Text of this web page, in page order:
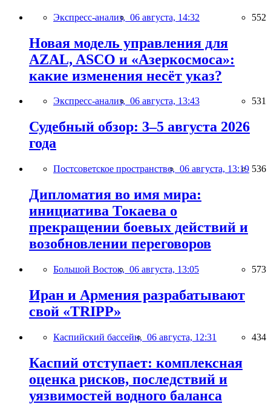
Экспресс-анализ, 06 августа, 14:32 552
Новая модель управления для
AZAL, ASCO и «Азеркосмоса»:
какие изменения несёт указ?
Экспресс-анализ, 06 августа, 13:43 531
Судебный обзор: 3–5 августа 2026
года
Постсоветское пространство, 06 августа, 13:19 536
Дипломатия во имя мира:
инициатива Токаева о
прекращении боевых действий и
возобновлении переговоров
Большой Восток, 06 августа, 13:05 573
Иран и Армения разрабатывают
свой «TRIPP»
Каспийский бассейн, 06 августа, 12:31 434
Каспий отступает: комплексная
оценка рисков, последствий и
уязвимостей водного баланса